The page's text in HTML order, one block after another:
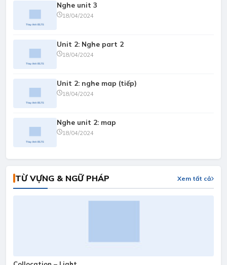
Nghe unit 3
18/04/2024
Unit 2: Nghe part 2
18/04/2024
Unit 2: nghe map (tiếp)
18/04/2024
Nghe unit 2: map
18/04/2024
TỪ VỰNG & NGỮ PHÁP Xem tất cả